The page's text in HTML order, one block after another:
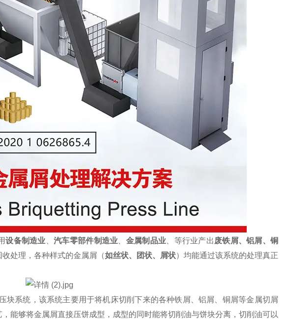
设备制造业 、汽车零部件制造业 金属制品业 、等行业产出 废铁屑、铝屑、铜
处理，各种样式的金属屑（如丝状、团状、屑状）均能通过该系统的处理真正
系统，该系统主要用于将机床切削下来的各种铁屑、铝屑、铜屑等金属切屑
能够将金属屑直接压饼成型，成型的同时能将切削油与饼块分离，切削油可以